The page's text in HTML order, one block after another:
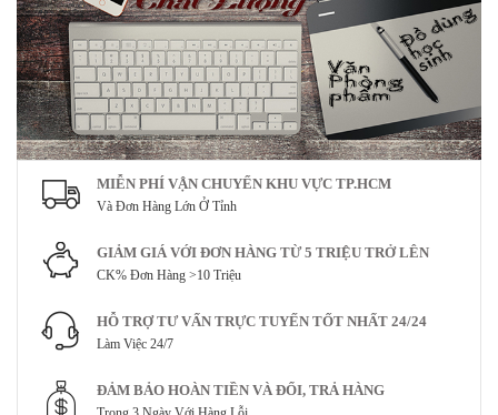
MIỄN PHÍ VẬN CHUYỂN KHU VỰC TP.HCM
Và Đơn Hàng Lớn Ở Tỉnh
GIẢM GIÁ VỚI ĐƠN HÀNG TỪ 5 TRIỆU TRỞ LÊN
CK% Đơn Hàng >10 Triệu
HỖ TRỢ TƯ VẤN TRỰC TUYẾN TỐT NHẤT 24/24
Làm Việc 24/7
ĐẢM BẢO HOÀN TIỀN VÀ ĐỔI, TRẢ HÀNG